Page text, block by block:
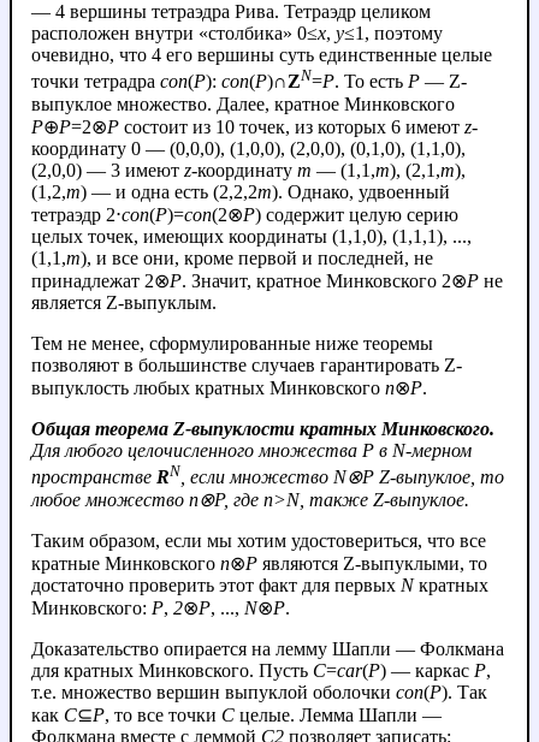
— 4 вершины тетраэдра Рива. Тетраэдр целиком
расположен внутри «столбика» 0≤x, y≤1, поэтому
очевидно, что 4 его вершины суть единственные целые
точки тетрадра con(P): con(P)∩ZN=P. То есть P — Z-
выпуклое множество. Далее, кратное Минковского
P⊕P=2⊗P состоит из 10 точек, из которых 6 имеют z-
координату 0 — (0,0,0), (1,0,0), (2,0,0), (0,1,0), (1,1,0),
(2,0,0) — 3 имеют z-координату m — (1,1,m), (2,1,m),
(1,2,m) — и одна есть (2,2,2m). Однако, удвоенный
тетраэдр 2⋅con(P)=con(2⊗P) содержит целую серию
целых точек, имеющих координаты (1,1,0), (1,1,1), ...,
(1,1,m), и все они, кроме первой и последней, не
принадлежат 2⊗P. Значит, кратное Минковского 2⊗P не
является Z-выпуклым.
Тем не менее, сформулированные ниже теоремы
позволяют в большинстве случаев гарантировать Z-
выпуклость любых кратных Минковского n⊗P.
Общая теорема Z-выпуклости кратных Минковского.
Для любого целочисленного множества P в N-мерном
пространстве RN , если множество N⊗P Z-выпуклое, то
любое множество n⊗P, где n>N, также Z-выпуклое.
Таким образом, если мы хотим удостовериться, что все
кратные Минковского n⊗P являются Z-выпуклыми, то
достаточно проверить этот факт для первых Nкратных
Минковского: P, 2⊗P, ..., N⊗P.
Доказательство опирается на лемму Шапли — Фолкмана
для кратных Минковского. Пусть C=car(P) — каркас P,
т.е. множество вершин выпуклой оболочки con(P). Так
как C⊆P, то все точки C целые. Лемма Шапли —
Фолкмана вместе с леммой C2 позволяет записать: